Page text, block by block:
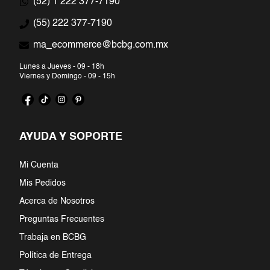
(55) 222 377-7190
ma_ecommerce@bcbg.com.mx
Lunes a Jueves - 09 - 18h
Viernes y Domingo - 09 - 15h
AYUDA Y SOPORTE
Mi Cuenta
Mis Pedidos
Acerca de Nosotros
Preguntas Frecuentes
Trabaja en BCBG
Política de Entrega
jumpsuit
8. blazer
9. falda
10. playera